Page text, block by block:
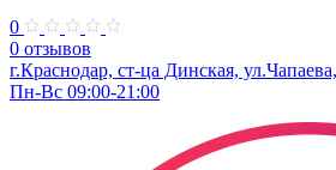
0
0 отзывов
г.Краснодар, ст-ца Динская,
Пн-Вс 09:00-21:00